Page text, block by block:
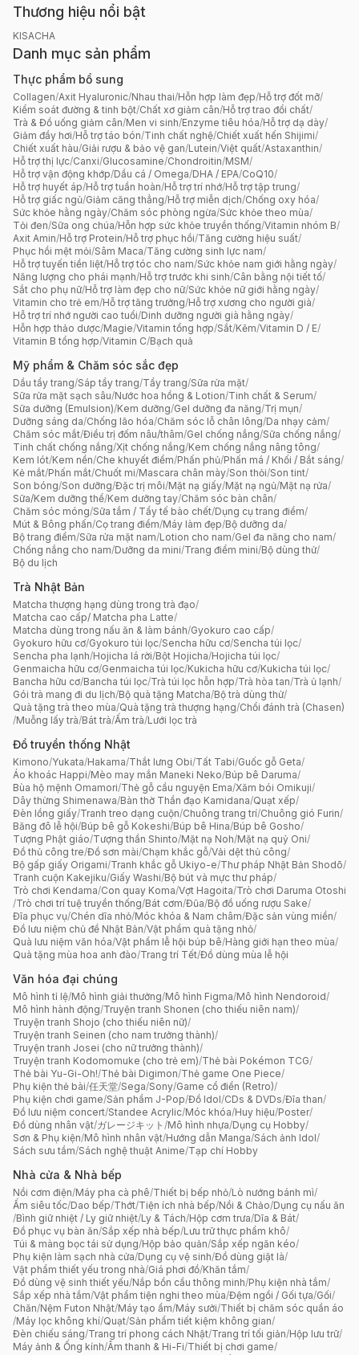
Thương hiệu nổi bật
KISACHA
Danh mục sản phẩm
Thực phẩm bổ sung
Collagen/Axit Hyaluronic/Nhau thai/Hỗn hợp làm đẹp/Hỗ trợ đốt mỡ/
Kiểm soát đường & tinh bột/Chất xơ giảm cân/Hỗ trợ trao đổi chất/
Trà & Đồ uống giảm cân/Men vi sinh/Enzyme tiêu hóa/Hỗ trợ dạ dày/
Giảm đầy hơi/Hỗ trợ táo bón/Tinh chất nghệ/Chiết xuất hến Shijimi/
Chiết xuất hàu/Giải rượu & bảo vệ gan/Lutein/Việt quất/Astaxanthin/
Hỗ trợ thị lực/Canxi/Glucosamine/Chondroitin/MSM/
Hỗ trợ vận động khớp/Dầu cá / Omega/DHA / EPA/CoQ10/
Hỗ trợ huyết áp/Hỗ trợ tuần hoàn/Hỗ trợ trí nhớ/Hỗ trợ tập trung/
Hỗ trợ giấc ngủ/Giảm căng thẳng/Hỗ trợ miễn dịch/Chống oxy hóa/
Sức khỏe hằng ngày/Chăm sóc phòng ngừa/Sức khỏe theo mùa/
Tỏi đen/Sữa ong chúa/Hỗn hợp sức khỏe truyền thống/Vitamin nhóm B/
Axit Amin/Hỗ trợ Protein/Hỗ trợ phục hồi/Tăng cường hiệu suất/
Phục hồi mệt mỏi/Sâm Maca/Tăng cường sinh lực nam/
Hỗ trợ tuyến tiền liệt/Hỗ trợ tóc cho nam/Sức khỏe nam giới hằng ngày/
Năng lượng cho phái mạnh/Hỗ trợ trước khi sinh/Cân bằng nội tiết tố/
Sắt cho phụ nữ/Hỗ trợ làm đẹp cho nữ/Sức khỏe nữ giới hằng ngày/
Vitamin cho trẻ em/Hỗ trợ tăng trưởng/Hỗ trợ xương cho người già/
Hỗ trợ trí nhớ người cao tuổi/Dinh dưỡng người già hằng ngày/
Hỗn hợp thảo dược/Magie/Vitamin tổng hợp/Sắt/Kẽm/Vitamin D / E/
Vitamin B tổng hợp/Vitamin C/Bạch quả
Mỹ phẩm & Chăm sóc sắc đẹp
Dầu tẩy trang/Sáp tẩy trang/Tẩy trang/Sữa rửa mặt/
Sữa rửa mặt sạch sâu/Nước hoa hồng & Lotion/Tinh chất & Serum/
Sữa dưỡng (Emulsion)/Kem dưỡng/Gel dưỡng đa năng/Trị mụn/
Dưỡng sáng da/Chống lão hóa/Chăm sóc lỗ chân lông/Da nhạy cảm/
Chăm sóc mắt/Điều trị đốm nâu/thâm/Gel chống nắng/Sữa chống nắng/
Tinh chất chống nắng/Xịt chống nắng/Kem chống nắng nâng tông/
Kem lót/Kem nền/Che khuyết điểm/Phấn phủ/Phấn má / Khối / Bắt sáng/
Kẻ mắt/Phấn mắt/Chuốt mi/Mascara chân mày/Son thỏi/Son tint/
Son bóng/Son dưỡng/Đặc trị môi/Mặt nạ giấy/Mặt nạ ngủ/Mặt nạ rửa/
Sữa/Kem dưỡng thể/Kem dưỡng tay/Chăm sóc bàn chân/
Chăm sóc móng/Sữa tắm / Tẩy tế bào chết/Dụng cụ trang điểm/
Mút & Bông phấn/Cọ trang điểm/Máy làm đẹp/Bộ dưỡng da/
Bộ trang điểm/Sữa rửa mặt nam/Lotion cho nam/Gel đa năng cho nam/
Chống nắng cho nam/Dưỡng da mini/Trang điểm mini/Bộ dùng thử/
Bộ du lịch
Trà Nhật Bản
Matcha thượng hạng dùng trong trà đạo/
Matcha cao cấp/ Matcha pha Latte/
Matcha dùng trong nấu ăn & làm bánh/Gyokuro cao cấp/
Gyokuro hữu cơ/Gyokuro túi lọc/Sencha hữu cơ/Sencha túi lọc/
Sencha pha lạnh/Hojicha lá rời/Bột Hojicha/Hojicha túi lọc/
Genmaicha hữu cơ/Genmaicha túi lọc/Kukicha hữu cơ/Kukicha túi lọc/
Bancha hữu cơ/Bancha túi lọc/Trà túi lọc hỗn hợp/Trà hòa tan/Trà ủ lạnh/
Gói trà mang đi du lịch/Bộ quà tặng Matcha/Bộ trà dùng thử/
Quà tặng trà theo mùa/Quà tặng trà thượng hạng/Chổi đánh trà (Chasen)
/Muỗng lấy trà/Bát trà/Ấm trà/Lưới lọc trà
Đồ truyền thống Nhật
Kimono/Yukata/Hakama/Thắt lưng Obi/Tất Tabi/Guốc gỗ Geta/
Áo khoác Happi/Mèo may mắn Maneki Neko/Búp bê Daruma/
Bùa hộ mệnh Omamori/Thẻ gỗ cầu nguyện Ema/Xăm bói Omikuji/
Dây thừng Shimenawa/Bàn thờ Thần đạo Kamidana/Quạt xếp/
Đèn lồng giấy/Tranh treo dạng cuộn/Chuông trang trí/Chuông gió Furin/
Băng đô lễ hội/Búp bê gỗ Kokeshi/Búp bê Hina/Búp bê Gosho/
Tượng Phật giáo/Tượng thần Shinto/Mặt nạ Noh/Mặt nạ quỷ Oni/
Đồ thủ công tre/Đồ sơn mài/Chạm khắc gỗ/Vải dệt thủ công/
Bộ gấp giấy Origami/Tranh khắc gỗ Ukiyo-e/Thư pháp Nhật Bản Shodō/
Tranh cuộn Kakejiku/Giấy Washi/Bộ bút và mực thư pháp/
Trò chơi Kendama/Con quay Koma/Vợt Hagoita/Trò chơi Daruma Otoshi
/Trò chơi trí tuệ truyền thống/Bát cơm/Đũa/Bộ đồ uống rượu Sake/
Đĩa phục vụ/Chén dĩa nhỏ/Móc khóa & Nam châm/Đặc sản vùng miền/
Đồ lưu niệm chủ đề Nhật Bản/Vật phẩm quà tặng nhỏ/
Quà lưu niệm văn hóa/Vật phẩm lễ hội búp bê/Hàng giới hạn theo mùa/
Quà tặng mùa hoa anh đào/Trang trí Tết/Đồ dùng mùa lễ hội
Văn hóa đại chúng
Mô hình tỉ lệ/Mô hình giải thưởng/Mô hình Figma/Mô hình Nendoroid/
Mô hình hành động/Truyện tranh Shonen (cho thiếu niên nam)/
Truyện tranh Shojo (cho thiếu niên nữ)/
Truyện tranh Seinen (cho nam trưởng thành)/
Truyện tranh Josei (cho nữ trưởng thành)/
Truyện tranh Kodomomuke (cho trẻ em)/Thẻ bài Pokémon TCG/
Thẻ bài Yu-Gi-Oh!/Thẻ bài Digimon/Thẻ game One Piece/
Phụ kiện thẻ bài/任天堂/Sega/Sony/Game cổ điển (Retro)/
Phụ kiện chơi game/Sản phẩm J-Pop/Đồ Idol/CDs & DVDs/Đĩa than/
Đồ lưu niệm concert/Standee Acrylic/Móc khóa/Huy hiệu/Poster/
Đồ dùng nhân vật/ガレージキット /Mô hình nhựa/Dụng cụ Hobby/
Sơn & Phụ kiện/Mô hình nhân vật/Hướng dẫn Manga/Sách ảnh Idol/
Sách sưu tầm/Sách nghệ thuật Anime/Tạp chí Hobby
Nhà cửa & Nhà bếp
Nồi cơm điện/Máy pha cà phê/Thiết bị bếp nhỏ/Lò nướng bánh mì/
Ấm siêu tốc/Dao bếp/Thớt/Tiện ích nhà bếp/Nồi & Chảo/Dụng cụ nấu ăn
/Bình giữ nhiệt / Ly giữ nhiệt/Ly & Tách/Hộp cơm trưa/Dĩa & Bát/
Đồ phục vụ bàn ăn/Sắp xếp nhà bếp/Lưu trữ thực phẩm khô/
Túi & màng bọc tái sử dụng/Hộp bảo quản/Sắp xếp ngăn kéo/
Phụ kiện làm sạch nhà cửa/Dụng cụ vệ sinh/Đồ dùng giặt là/
Vật phẩm thiết yếu trong nhà/Giá phơi đồ/Khăn tắm/
Đồ dùng vệ sinh thiết yếu/Nắp bồn cầu thông minh/Phụ kiện nhà tắm/
Sắp xếp nhà tắm/Vật phẩm tiện nghi theo mùa/Đệm ngồi / Gối tựa/Gối/
Chăn/Nệm Futon Nhật/Máy tạo ẩm/Máy sưởi/Thiết bị chăm sóc quần áo
/Máy lọc không khí/Quạt/Sản phẩm tiết kiệm không gian/
Đèn chiếu sáng/Trang trí phong cách Nhật/Trang trí tối giản/Hộp lưu trữ/
Máy ảnh & Ống kính/Âm thanh & Hi-Fi/Thiết bị chơi game/